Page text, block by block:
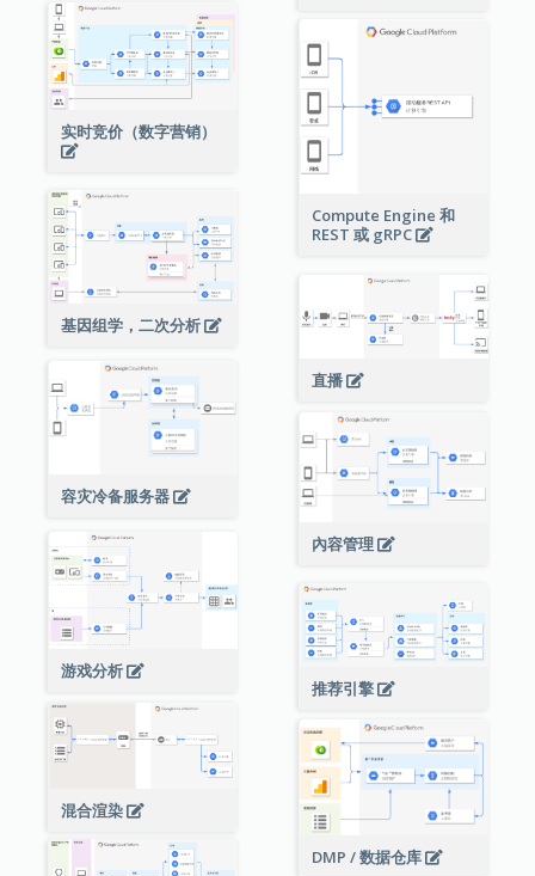
实时竞价（数字营销）
Compute Engine 和
REST 或 gRPC
基因组学，二次分析
直播
容灾冷备服务器
內容管理
游戏分析
推荐引擎
混合渲染
DMP / 数据仓库